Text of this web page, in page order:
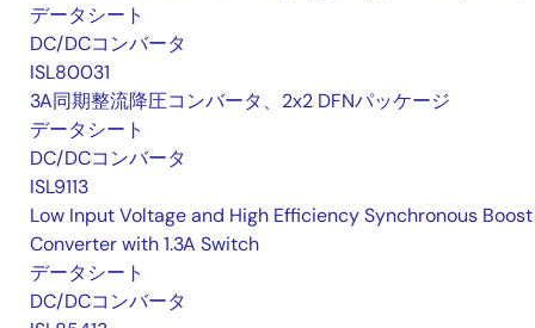
データシート
DC/DCコンバータ
ISL80031
3A同期整流降圧コンバータ、2x2 DFNパッケージ
データシート
DC/DCコンバータ
ISL9113
Low Input Voltage and High Efficiency Synchronous Boost
Converter with 1.3A Switch
データシート
DC/DCコンバータ